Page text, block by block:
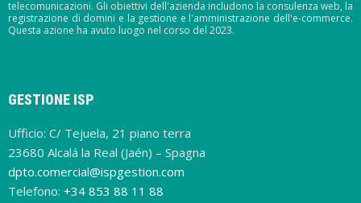
telecomunicazioni. Gli obiettivi dell'azienda includono la consulenza web, la
registrazione di domini e la gestione e l'amministrazione dell'e-commerce.
Questa azione ha avuto luogo nel corso del 2023.
GESTIONE ISP
Ufficio: C/ Tejuela, 21 piano terra
23680 Alcalá la Real (Jaén) – Spagna
dpto.comercial@ispgestion.com
Telefono: +34 853 88 11 88